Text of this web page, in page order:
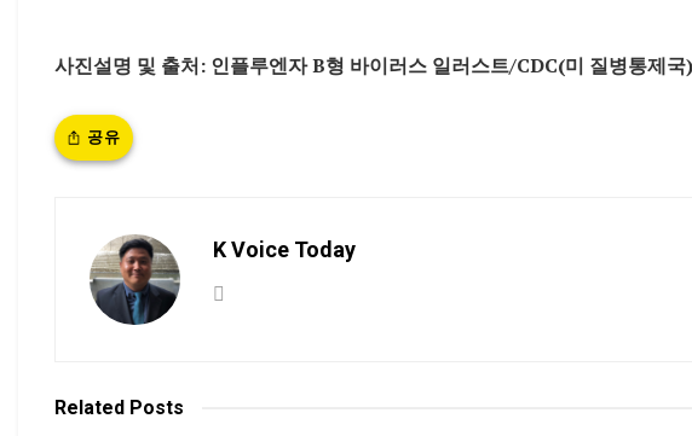
사진설명 및 출처: 인플루엔자 B형 바이러스 일러스트/CDC(미 질병통제국
공유
K Voice Today
Related Posts